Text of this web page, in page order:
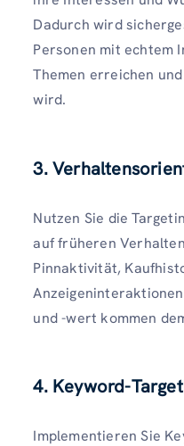
Dadurch wird
Personen mit echtem
Themen erreichen
wird.
3.
Nutzen Sie die
auf früheren
Pinnaktivität,
und -wert kommen
4. Keyword-
Implementieren Sie